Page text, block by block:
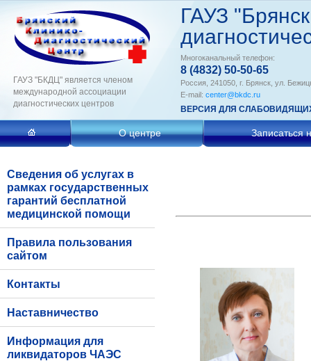
ГАУЗ "БКДЦ" является членом
международной ассоциации
диагностических центров
ГАУЗ
Многоканальный телефон:
8 (4832) 50-50-65
Россия, 241050, г. Брянск, ул.
E-mail: center@bkdc.ru
ВЕРСИЯ ДЛЯ
О центре Записаться
Сведения об услугах в
рамках государственных
гарантий бесплатной
медицинской помощи
Правила пользования
сайтом
Контакты
Наставничество
Информация для
ликвидаторов ЧАЭС